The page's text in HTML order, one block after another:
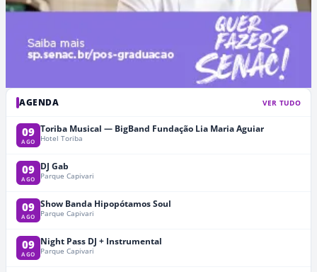
AGENDA VER TUDO
09
AGO
Toriba Musical — BigBand Fundação Lia Maria Aguiar
Hotel Toriba
09
AGO
DJ Gab
Parque Capivari
09
AGO
Show Banda Hipopótamos Soul
Parque Capivari
09
AGO
Night Pass DJ + Instrumental
Parque Capivari